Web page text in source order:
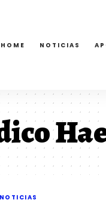
HOME NOTICIAS
NOTICIAS